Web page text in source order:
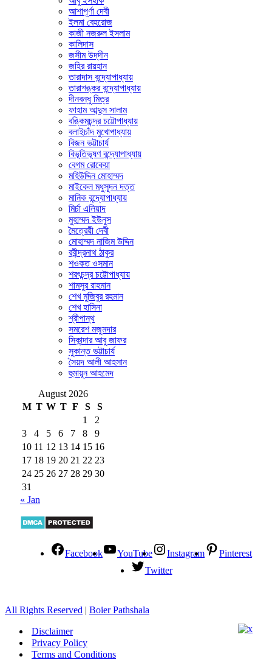
আশাপূর্ণা দেবী
ইলমা বেহরোজ
কাজী নজরুল ইসলাম
কালিদাস
জসীম উদ্‌দীন
জহির রায়হান
তারাদাস বন্দ্যোপাধ্যায়
তারাশঙ্কর বন্দ্যোপাধ্যায়
দীনবন্ধু মিত্র
ফাহাম আব্দুস সালাম
বঙ্কিমচন্দ্র চট্টোপাধ্যায়
বলাইচাঁদ মুখোপাধ্যায়
বিজন ভট্টাচার্য
বিভূতিভূষণ বন্দ্যোপাধ্যায়
বেগম রোকেয়া
মহিউদ্দিন মোহাম্মদ
মাইকেল মধুসূদন দত্ত
মানিক বন্দ্যোপাধ্যায়
মির্চা এলিয়াদ
মুহাম্মদ ইউনুস
মৈত্রেয়ী দেবী
মোহাম্মদ নাজিম উদ্দিন
রবীন্দ্রনাথ ঠাকুর
শওকত ওসমান
শরৎচন্দ্র চট্টোপাধ্যায়
শামসুর রাহমান
শেখ মুজিবুর রহমান
শেখ হাসিনা
শ্রীপান্থ
সমরেশ মজুমদার
সিকান্দার আবু জাফর
সুকান্ত ভট্টাচার্য
সৈয়দ আলী আহসান
হুমায়ূন আহমেদ
August 2026
M T W T F S
S
1
2
3
4 5 6 7 8
9
10 11 12 13 14 15 16
17 18 19 20 21 22 23
24 25 26 27 28 29 30
31
« Jan
Facebook YouTube Instagram
Pinterest
Twitter
All Rights Reserved | Boier Pathshala
Disclaimer
Privacy Policy
Terms and Conditions